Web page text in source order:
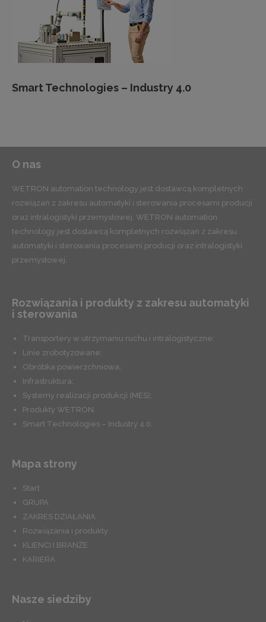
Smart Technologies – Industry 4.0
O nas
WETRON automation technology jest dostawcą kompletnych
rozwiązań z zakresu automatyki i sterowania procesami producji
oraz intralogistyki przemysłowej. WETRON automation
technology jest dostawcą kompletnych rozwiązań z zakresu
automatyki i sterowania procesami producji oraz intralogistyki
przemysłowej.
Rozwiązania i produkty z zakresu automatyki
i sterowania
Transportery w utrzymaniu ruchu i intralogistyczne;
Linie zrobotyzowane;
Obróbka powierzchniowa;
Infrastruktura;
Systemy realizacji produkcji (MES);
Produkty WETRON.
Smart Technologies – Industry 4.0.
Mapa strony
Start
GRUPA
ZAKRES DZIAŁANIA
Rozwiązania i produkty
KLIENCI I BRANŻE
KARIERA
Nasze siedziby